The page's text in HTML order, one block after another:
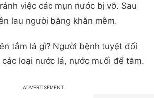
việc các mụn nước bị vỡ. Sau
lau người bằng khăn mềm.
tắm lá gì? Người bệnh tuyệt đối
loại nước lá, nước muối để tắm.